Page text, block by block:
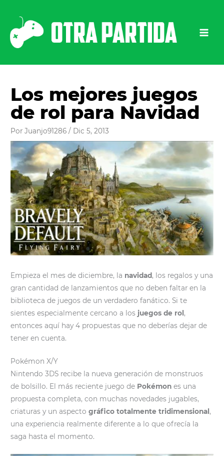
contenido
Los mejores juegos
de rol para Navidad
PorJuanjo91286/ Dic 5, 2013
Empieza el mes de diciembre, la navidad, los regalos y una
gran cantidad de lanzamientos que no deben faltar en la
biblioteca de juegos de un verdadero fanático. Si te
sientes especialmente cercano a los juegos de rol,
entonces aquí hay 4 propuestas que no deberías dejar de
tener en cuenta.
Pokémon X/Y
Nintendo 3DS recibe la nueva generación de monstruos
de bolsillo. El más reciente juego de Pokémon es una
propuesta completa, con muchas novedades jugables,
criaturas y un aspectográfico totalmente tridimensional ,
una experiencia realmente diferente a lo que ofrecía la
saga hasta el momento.